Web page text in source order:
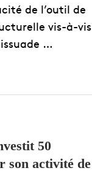
de l’outil de
vis-à-vis
…
50
son activité de